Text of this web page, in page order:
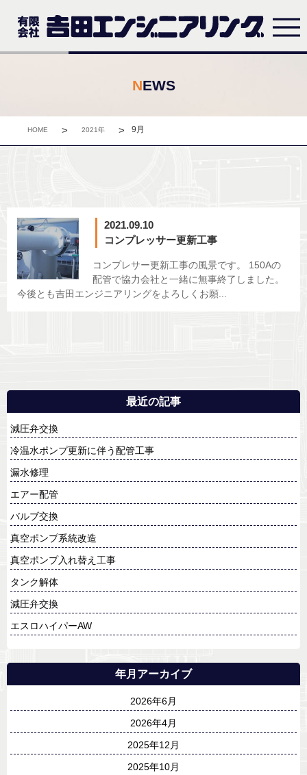
NEWS
HOME > 2021年 > 9月
2021.09.10
コンプレッサー更新工事
コンプレサー更新工事の風景です。 150Aの
配管で協力会社と一緒に無事終了しました。
今後とも吉田エンジニアリングをよろしくお願...
最近の記事
減圧弁交換
冷温水ポンプ更新に伴う配管工事
漏水修理
エアー配管
バルブ交換
真空ポンプ系統改造
真空ポンプ入れ替え工事
タンク解体
減圧弁交換
エスロハイパーAW
年月アーカイブ
2026年6月
2026年4月
2025年12月
2025年10月